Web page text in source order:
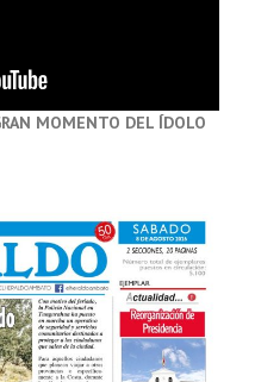
MOMENTO DEL ÍDOLO